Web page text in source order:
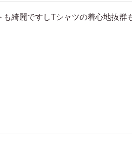
も綺麗ですしTシャツの着心地抜群